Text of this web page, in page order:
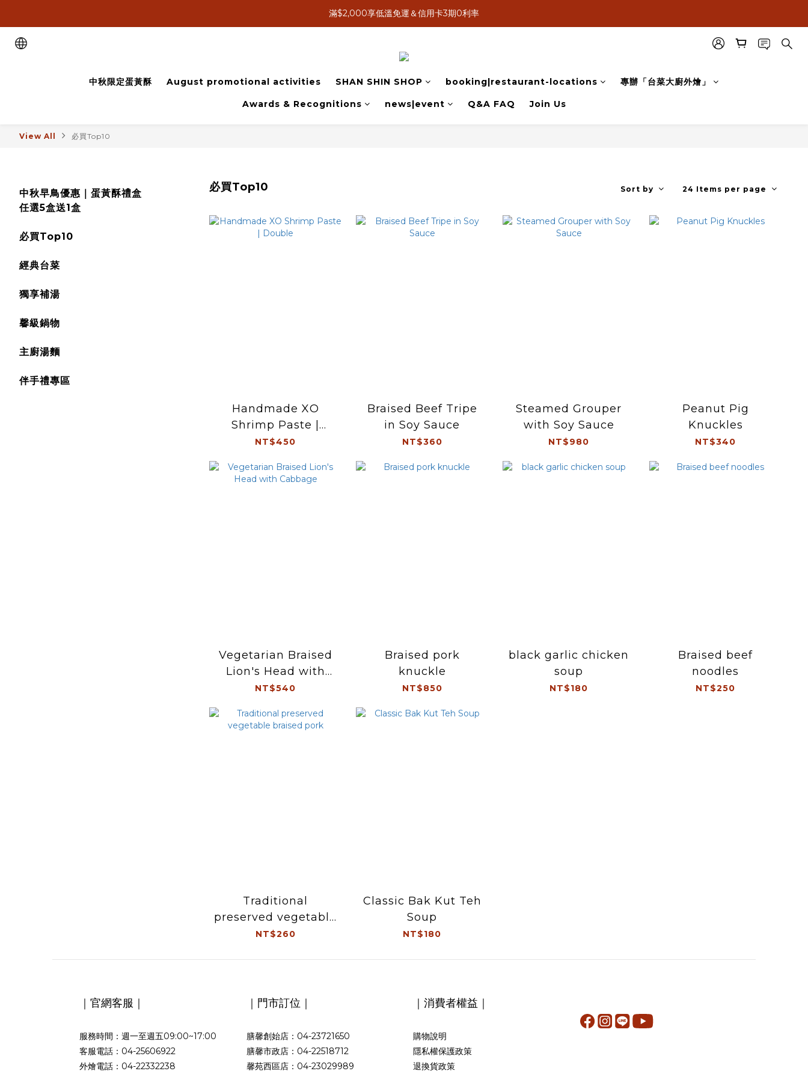
8月感恩獻心意，送禮送米其林
滿$2,000享低溫免運＆信用卡3期0利率
中秋限定蛋黃酥 August promotional activities SHAN SHIN SHOP booking|restaurant-locations 專辦「台菜大廚外燴」
Awards & Recognitions news|event Q&A FAQ Join Us
View All 必買Top10
中秋早鳥優惠｜蛋黃酥禮盒
任選5盒送1盒
必買Top10
經典台菜
獨享補湯
馨級鍋物
主廚湯麵
伴手禮專區
必買Top10 Sort by 24 Items per page
Handmade XO
Shrimp Paste |
Double
NT$450
Braised Beef Tripe
in Soy Sauce
NT$360
Steamed Grouper
with Soy Sauce
NT$980
Peanut Pig
Knuckles
NT$340
Vegetarian Braised
Lion's Head with
Cabbage
NT$540
Braised pork
knuckle
NT$850
black garlic chicken
soup
NT$180
Braised beef
noodles
NT$250
Traditional
preserved vegetable
braised pork
NT$260
Classic Bak Kut Teh
Soup
NT$180
｜官網客服｜
服務時間：週一至週五09:00~17:00
客服電話：04-25606922
外燴電話：04-22332238
｜門市訂位｜
膳馨創始店：04-23721650
膳馨市政店：04-22518712
馨苑西區店：04-23029989
｜消費者權益｜
購物說明
隱私權保護政策
退換貨政策